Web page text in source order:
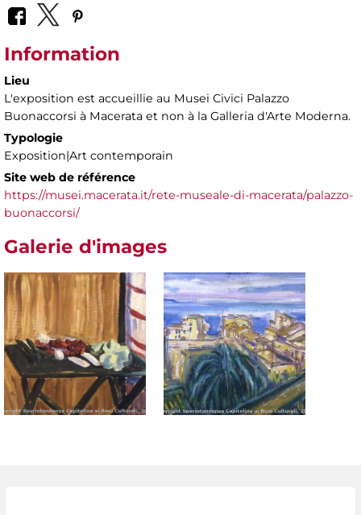
Information
Lieu
L'exposition est accueillie au Musei Civici Palazzo
Buonaccorsi à Macerata et non à la Galleria d'Arte Moderna.
Typologie
Exposition|Art contemporain
Site web de référence
https://musei.macerata.it/rete-museale-di-macerata/palazzo-
buonaccorsi/
Galerie d'images